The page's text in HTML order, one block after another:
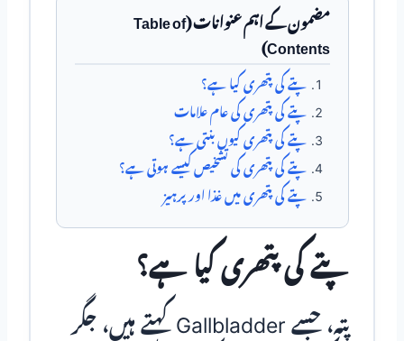
مضمون کے اہم عنوانات (Table of
Contents)
پتے کی پتھری کیا ہے؟
پتے کی پتھری کی عام علامات
پتے کی پتھری کیوں بنتی ہے؟
پتے کی پتھری کی تشخیص کیسے ہوتی ہے؟
پتے کی پتھری میں غذا اور پرہیز
پتے کی پتھری کیا ہے؟
پتہ، جسے Gallbladder کہتے ہیں، جگر